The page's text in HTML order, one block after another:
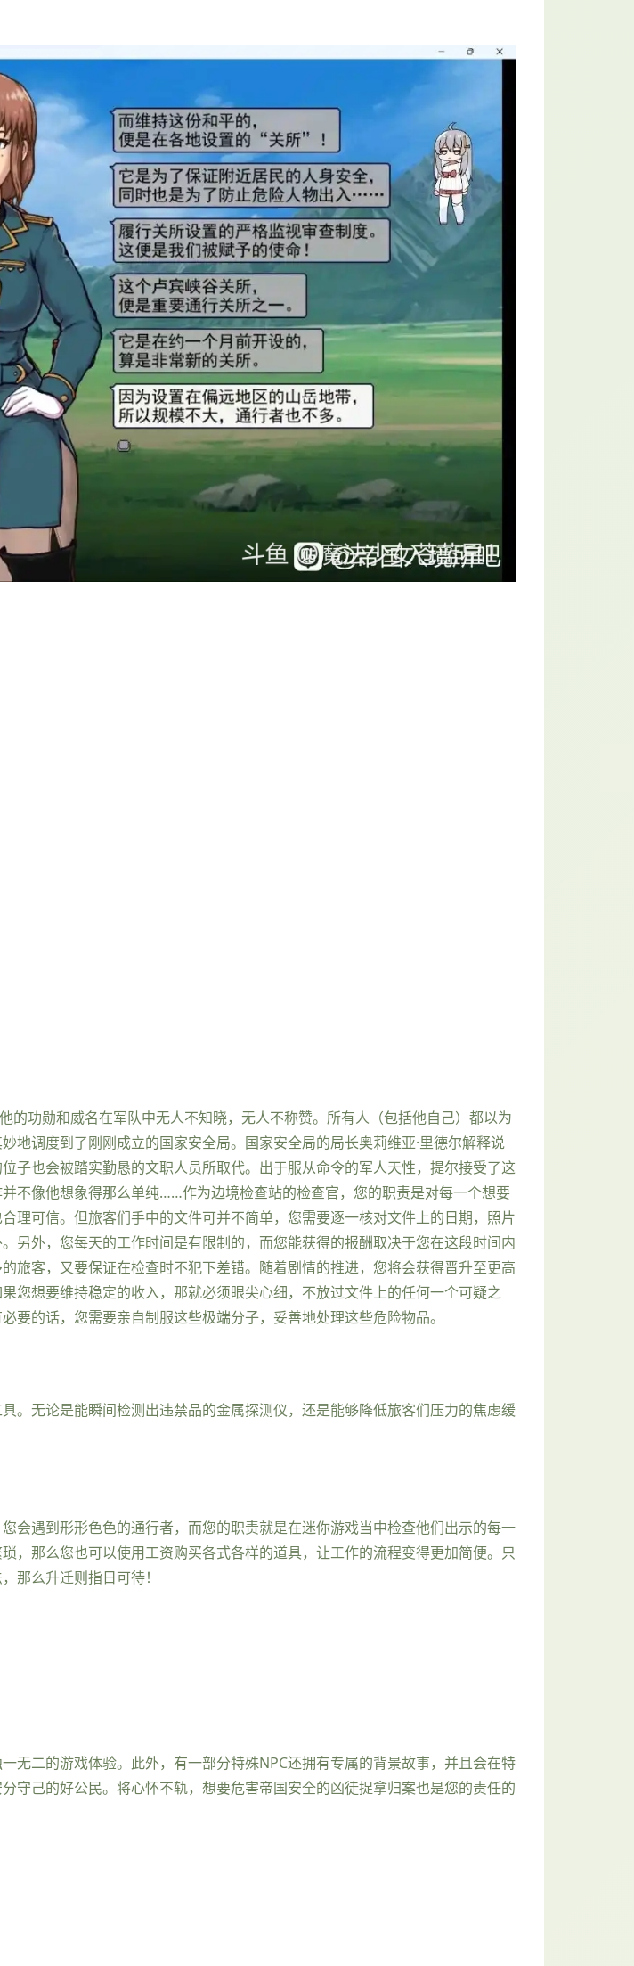
的功勋和威名在军队中无人不知晓，无人不称赞。所有人（包括他自己）都以为
地调度到了刚刚成立的国家安全局。国家安全局的局长奥莉维亚·里德尔解释说
子也会被踏实勤恳的文职人员所取代。出于服从命令的军人天性，提尔接受了这
不像他想象得那么单纯……作为边境检查站的检查官，您的职责是对每一个想要
理可信。但旅客们手中的文件可并不简单，您需要逐一核对文件上的日期，照片
另外，您每天的工作时间是有限制的，而您能获得的报酬取决于您在这段时间内
旅客，又要保证在检查时不犯下差错。随着剧情的推进，您将会获得晋升至更高
您想要维持稳定的收入，那就必须眼尖心细，不放过文件上的任何一个可疑之
的话，您需要亲自制服这些极端分子，妥善地处理这些危险物品。
。无论是能瞬间检测出违禁品的金属探测仪，还是能够降低旅客们压力的焦虑缓
会遇到形形色色的通行者，而您的职责就是在迷你游戏当中检查他们出示的每一
，那么您也可以使用工资购买各式各样的道具，让工作的流程变得更加简便。只
那么升迁则指日可待！
无二的游戏体验。此外，有一部分特殊NPC还拥有专属的背景故事，并且会在特
守己的好公民。将心怀不轨，想要危害帝国安全的凶徒捉拿归案也是您的责任的